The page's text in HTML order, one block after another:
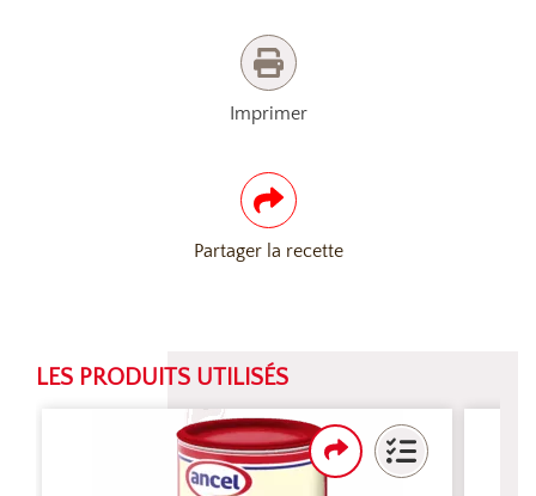
Imprimer
Partager la recette
LES PRODUITS UTILISÉS